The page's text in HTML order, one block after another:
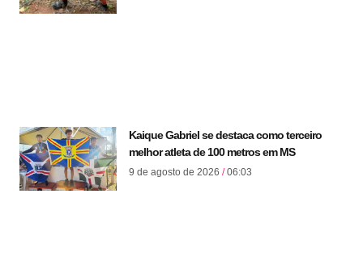
Kaique Gabriel se destaca como terceiro
melhor atleta de 100 metros em MS
9 de agosto de 2026 06:03